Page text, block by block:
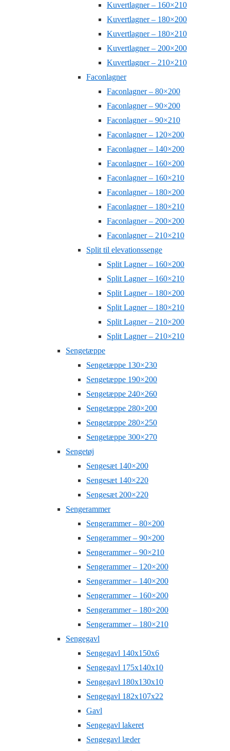
Kuvertlagner – 160×210
Kuvertlagner – 180×200
Kuvertlagner – 180×210
Kuvertlagner – 200×200
Kuvertlagner – 210×210
Faconlagner
Faconlagner – 80×200
Faconlagner – 90×200
Faconlagner – 90×210
Faconlagner – 120×200
Faconlagner – 140×200
Faconlagner – 160×200
Faconlagner – 160×210
Faconlagner – 180×200
Faconlagner – 180×210
Faconlagner – 200×200
Faconlagner – 210×210
Split til elevationssenge
Split Lagner – 160×200
Split Lagner – 160×210
Split Lagner – 180×200
Split Lagner – 180×210
Split Lagner – 210×200
Split Lagner – 210×210
Sengetæppe
Sengetæppe 130×230
Sengetæppe 190×200
Sengetæppe 240×260
Sengetæppe 280×200
Sengetæppe 280×250
Sengetæppe 300×270
Sengetøj
Sengesæt 140×200
Sengesæt 140×220
Sengesæt 200×220
Sengerammer
Sengerammer – 80×200
Sengerammer – 90×200
Sengerammer – 90×210
Sengerammer – 120×200
Sengerammer – 140×200
Sengerammer – 160×200
Sengerammer – 180×200
Sengerammer – 180×210
Sengegavl
Sengegavl 140x150x6
Sengegavl 175x140x10
Sengegavl 180x130x10
Sengegavl 182x107x22
Gavl
Sengegavl lakeret
Sengegavl læder